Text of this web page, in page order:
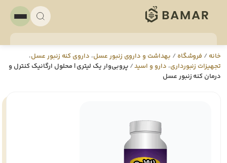
خانه/ فروشگاه/ بهداشت و داروی زنبور عسل، داروی کنه زنبور عسل،
تجهيزات زنبورداری، دارو و اسيد/ پروبی‌وار یک لیتری | محلول ارگانیک کنترل و
درمان کنه زنبور عسل